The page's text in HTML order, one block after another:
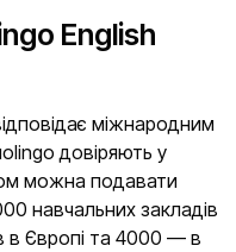
English
міжнародним
довіряють у
можна подавати
навчальних закладів
в Європі та 4000 — в